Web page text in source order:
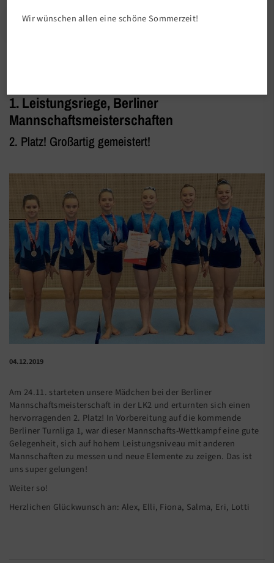
1. Leistungsriege, Berliner
Mannschaftsmeisterschaften
2. Platz! Großartig gemeistert!
04.12.2019
Am 24.11. starteten unsere Mädchen bei der Berliner
Mannschaftsmeisterschaft in der LK2 und erturnten sich einen
hervorragenden 2. Platz! In Vorbereitung auf die kommende
Berliner Turnliga 1, war dieser Mannschafts-Wettkampf eine gute
Gelegenheit, sich auf hohem Leistungsniveau mit anderen
Mannschaften zu messen und neue Elemente zu zeigen. Das ist
uns super gelungen!
Weiter so!
Herzlichen Glückwunsch an: Alex, Elli, Fiona, Salma, Eri, Lotti
Wir wünschen allen eine schöne Sommerzeit!